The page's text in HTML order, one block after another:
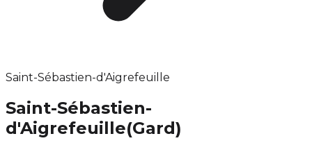
Saint-Sébastien-d'Aigrefeuille
Saint-Sébastien-
d'Aigrefeuille(Gard)